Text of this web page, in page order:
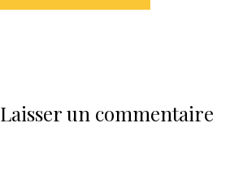
Laisser un commentaire